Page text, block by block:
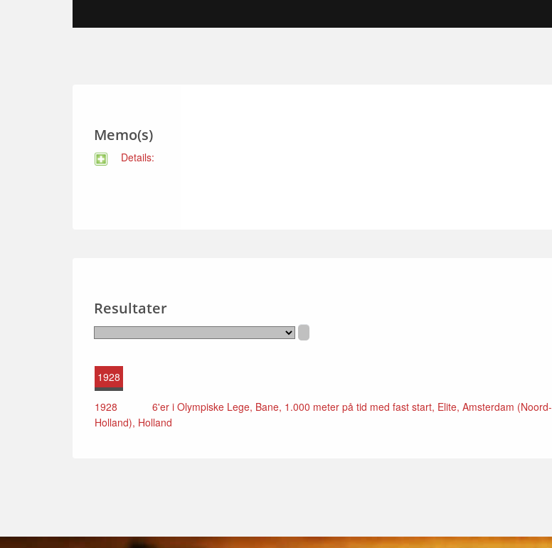
Memo(s)
Details:
Resultater
1928
1928
6'er i Olympiske Lege, Bane, 1.000 meter på tid med fast start, Elite, Amsterdam (Noord-
Holland), Holland